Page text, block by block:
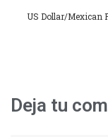
US Dollar/Mexican
Deja tu